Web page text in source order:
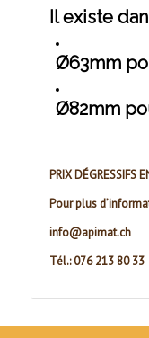
Il existe
Ø63mm
Ø82mm
PRIX DÉGRESSIFS
Pour plus
info@apimat.ch
Tél.: 076 213 80 33